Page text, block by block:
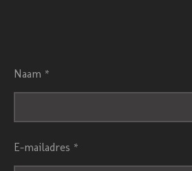
Naam *
E-mailadres *